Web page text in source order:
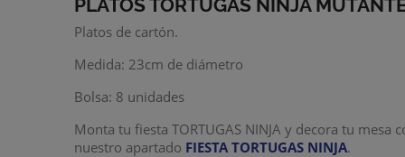
PLATOS TORTUGAS NINJA
Platos de cartón.
Medida: 23cm de diámetro
Bolsa: 8 unidades
Monta tu fiesta TORTUGAS NINJA y decora tu mesa
nuestro apartado FIESTA TORTUGAS NINJA.